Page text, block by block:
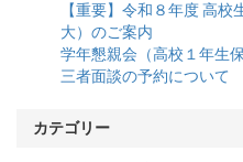
【重要】令和８年度 高
大）のご案内
学年懇親会（高校１年生
三者面談の予約について
カテゴリー